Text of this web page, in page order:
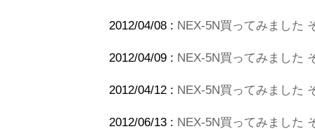
2012/04/08 : NEX-5N買ってみました
2012/04/09 : NEX-5N買ってみました
2012/04/12 : NEX-5N買ってみました
2012/06/13 : NEX-5N買ってみました